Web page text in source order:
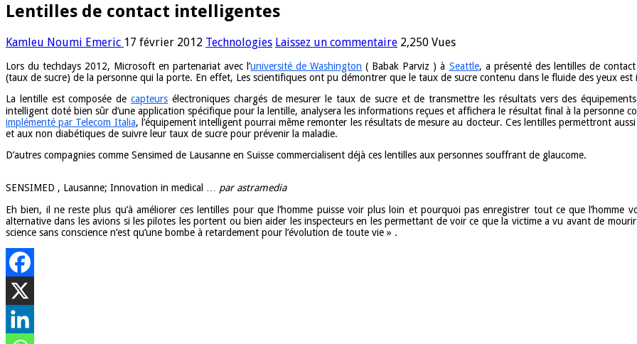
Lentilles de contact intelligentes
Kamleu Noumi Emeric 17 février 2012 Technologies Laissez un commentaire 2,250 Vues
Lors du techdays 2012, Microsoft en partenariat avec l’université de Washington ( Babak Parviz ) à Seattle, a présenté des lentilles de
(taux de sucre) de la personne qui la porte. En effet, Les scientifiques ont pu démontrer que le taux de sucre contenu dans le fluide des yeux
La lentille est composée decapteurs électroniques chargés de mesurer le taux de sucre et de transmettre les résultats vers des
intelligent doté bien sûr d’une application spécifique pour la lentille, analysera les informations reçues et affichera le résultat final à la personne
implémenté par Telecom Italia, l’équipement intelligent pourrai même remonter les résultats de mesure au docteur. Ces lentilles permettront
et aux non diabétiques de suivre leur taux de sucre pour prévenir la maladie.
D’autres compagnies comme Sensimed de Lausanne en Suisse commercialisent déjà ces lentilles aux personnes souffrant de glaucome.
SENSIMED , Lausanne; Innovation in medical … par astramedia
Eh bien, il ne reste plus qu’à améliorer ces lentilles pour que l’homme puisse voir plus loin et pourquoi pas enregistrer tout ce que
alternative dans les avions si les pilotes les portent ou bien aider les inspecteurs en les permettant de voir ce que la victime a vu avant de
science sans conscience n’est qu’une bombe à retardement pour l’évolution de toute vie » .